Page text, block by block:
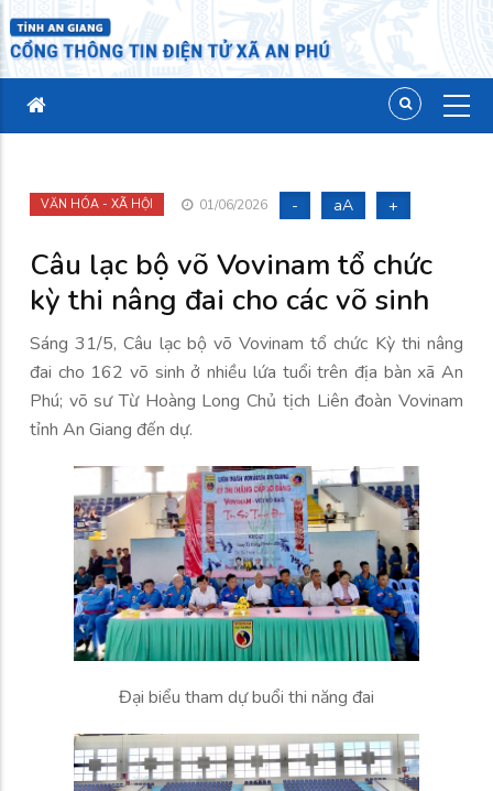
VĂN HÓA - XÃ HỘI 01/06/2026 - aA +
Câu lạc bộ võ Vovinam tổ chức
kỳ thi nâng đai cho các võ sinh
Sáng 31/5, Câu lạc bộ võ Vovinam tổ chức Kỳ thi nâng
đai cho 162 võ sinh ở nhiều lứa tuổi trên địa bàn xã An
Phú; võ sư Từ Hoàng Long Chủ tịch Liên đoàn Vovinam
tỉnh An Giang đến dự.
Đại biểu tham dự buổi thi năng đai